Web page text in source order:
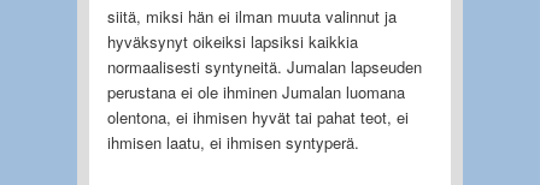
siitä, miksi hän ei ilman muuta valinnut ja
hyväksynyt oikeiksi lapsiksi kaikkia
normaalisesti syntyneitä. Jumalan lapseuden
perustana ei ole ihminen Jumalan luomana
olentona, ei ihmisen hyvät tai pahat teot, ei
ihmisen laatu, ei ihmisen syntyperä.